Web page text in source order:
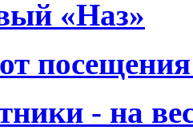
«Наз»
- на